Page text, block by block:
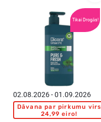
Tikai Drogās!
02.08.2026 - 01.09.2026
Dāvana par pirkumu virs
24,99 eiro!